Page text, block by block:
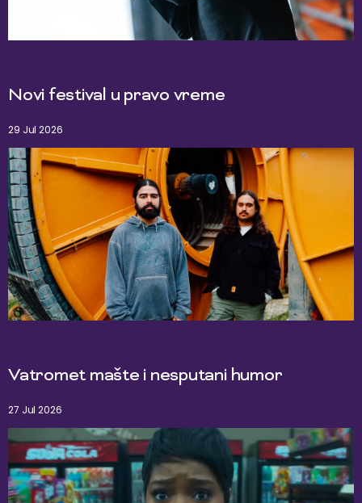
Novi festival u pravo vreme
29 Jul 2026
Vatromet mašte i nesputani humor
27 Jul 2026